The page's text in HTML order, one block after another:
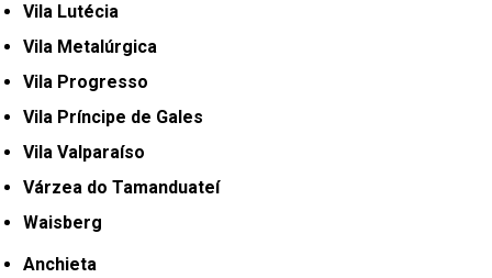
Vila Lutécia
Vila Metalúrgica
Vila Progresso
Vila Príncipe de Gales
Vila Valparaíso
Várzea do Tamanduateí
Waisberg
Anchieta